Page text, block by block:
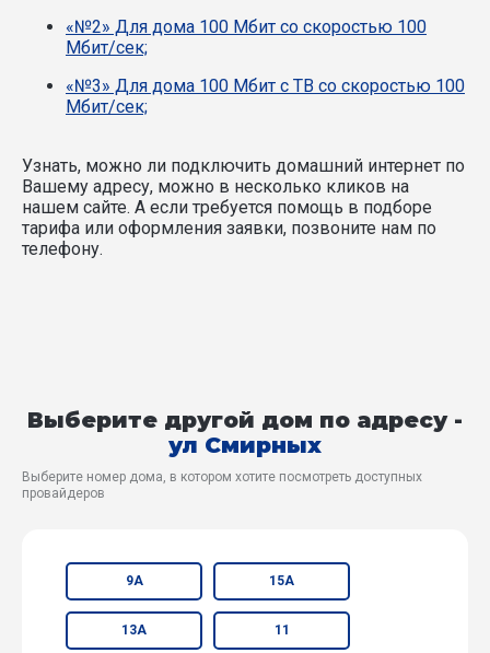
«№2» Для дома 100 Мбит со скоростью 100
Мбит/сек;
«№3» Для дома 100 Мбит с ТВ со скоростью 100
Мбит/сек;
Узнать, можно ли подключить домашний интернет по
Вашему адресу, можно в несколько кликов на
нашем сайте. А если требуется помощь в подборе
тарифа или оформления заявки, позвоните нам по
телефону.
Выберите другой дом по адресу -
ул Смирных
Выберите номер дома, в котором хотите посмотреть доступных
провайдеров
9А 15А
13А 11